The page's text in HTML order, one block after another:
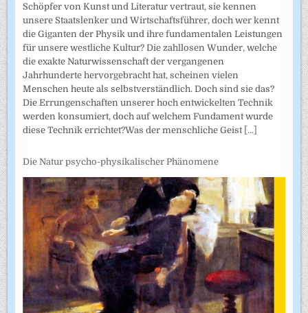
Schöpfer von Kunst und Literatur vertraut, sie kennen
unsere Staatslenker und Wirtschaftsführer, doch wer kennt
die Giganten der Physik und ihre fundamentalen Leistungen
für unsere westliche Kultur? Die zahllosen Wunder, welche
die exakte Naturwissenschaft der vergangenen
Jahrhunderte hervorgebracht hat, scheinen vielen
Menschen heute als selbstverständlich. Doch sind sie das?
Die Errungenschaften unserer hoch entwickelten Technik
werden konsumiert, doch auf welchem Fundament wurde
diese Technik errichtet?Was der menschliche Geist [...]
Die Natur psycho-physikalischer Phänomene